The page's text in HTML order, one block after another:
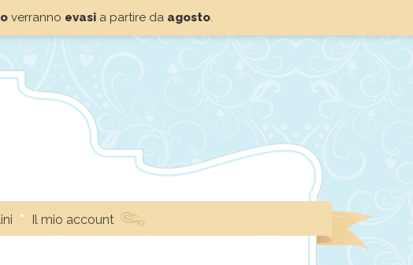
verranno evasia partire da agosto.
Il mio account